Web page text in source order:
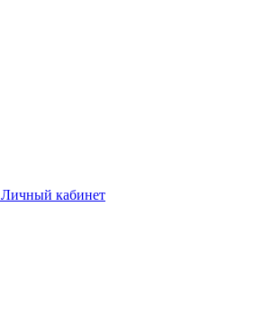
Личный кабинет